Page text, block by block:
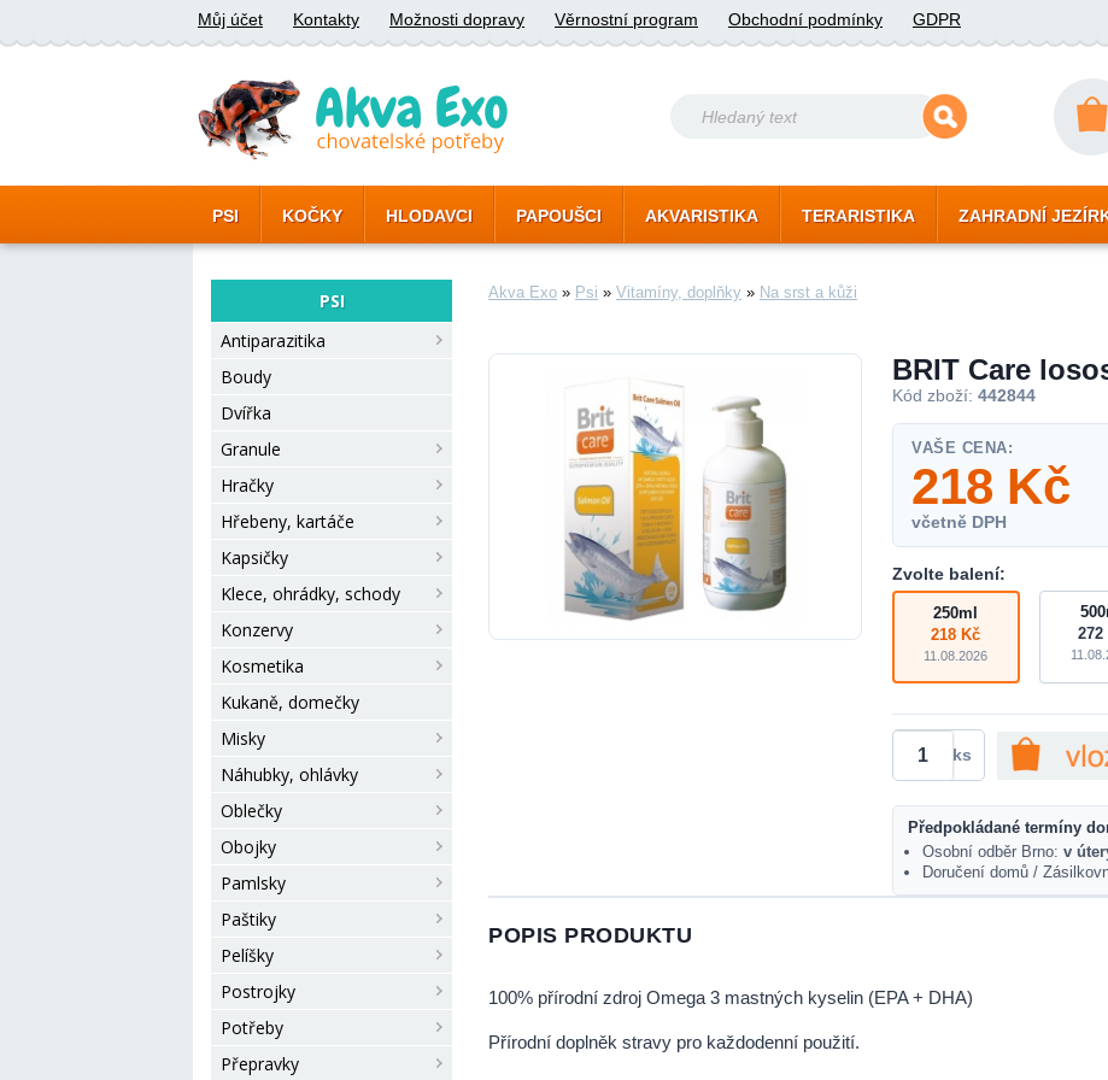
Můj účet Kontakty Možnosti dopravy Věrnostní program Obchodní podmínky GDPR
PSI KOČKY HLODAVCI PAPOUŠCI AKVARISTIKA TERARISTIKA ZAHRADNÍ
PSI
Antiparazitika
Boudy
Dvířka
Granule
Hračky
Hřebeny, kartáče
Kapsičky
Klece, ohrádky, schody
Konzervy
Kosmetika
Kukaně, domečky
Misky
Náhubky, ohlávky
Oblečky
Obojky
Pamlsky
Paštiky
Pelíšky
Postrojky
Potřeby
Přepravky
Akva Exo » Psi » Vitamíny, doplňky » Na srst a kůži
BRIT Care
Kód zboží: 442844
VAŠE CENA:
218 Kč
včetně DPH
Zvolte balení:
250ml
218 Kč
11.08.2026
272
ks
Předpokládané termíny
Osobní odběr Brno: v
Doručení domů /
POPIS PRODUKTU
100% přírodní zdroj Omega 3 mastných kyselin (EPA + DHA)
Přírodní doplněk stravy pro každodenní použití.